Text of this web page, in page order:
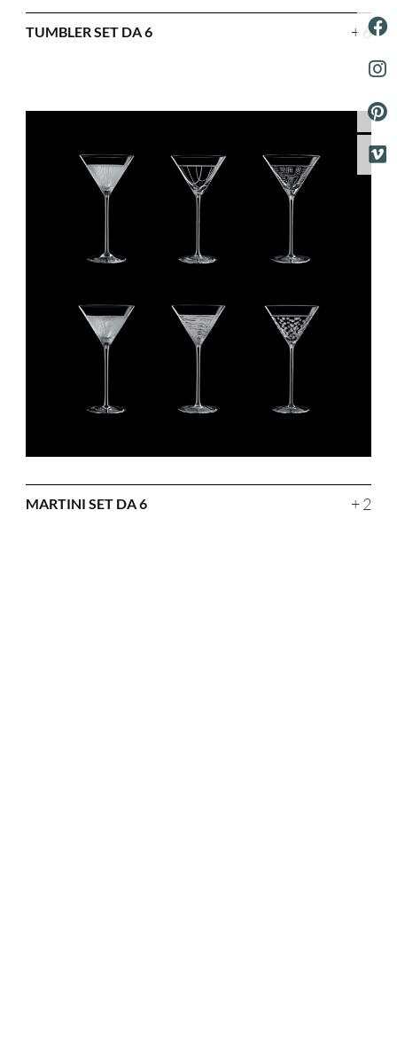
TUMBLER SET DA 6 + 6
MARTINI SET DA 6 + 2